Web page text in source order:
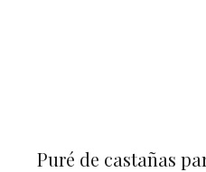
Puré de castañas